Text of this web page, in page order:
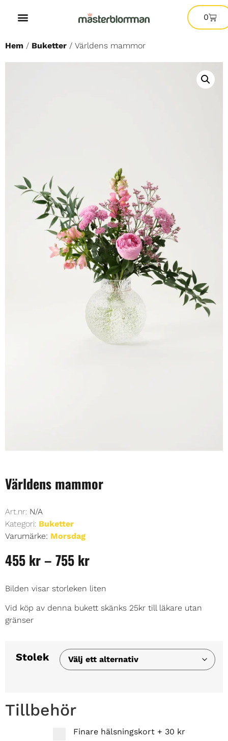
0
Hem / Buketter / Världens mammor
Världens mammor
Art.nr: N/A
Kategori: Buketter
Varumärke: Morsdag
455 kr– 755 kr
Bilden visar storleken liten
Vid köp av denna bukett skänks 25kr till läkare utan
gränser
Stolek
Tillbehör
Finare hälsningskort + 30 kr